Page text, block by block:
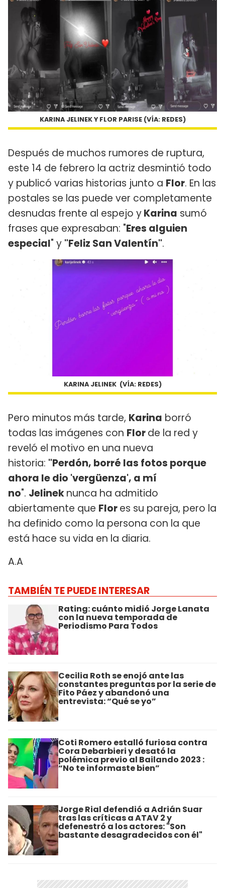
KARINA JELINEK Y FLOR PARISE (VÍA: REDES)
Después de muchos rumores de ruptura,
este 14 de febrero la actriz desmintió todo
y publicó varias historias junto a Flor. En las
postales se las puede ver completamente
desnudas frente al espejo yKarina sumó
frases que expresaban: "Eres alguien
especial" y "Feliz San Valentín".
KARINA JELINEK (VÍA: REDES)
Pero minutos más tarde, Karina borró
todas las imágenes con Florde la red y
reveló el motivo en una nueva
historia: "Perdón, borré las fotos porque
ahora le dio 'vergüenza', a mí
no". Jelineknunca ha admitido
abiertamente que Flores su pareja, pero la
ha definido como la persona con la que
está hace su vida en la diaria.
A.A
TAMBIÉN TE PUEDE INTERESAR
Rating: cuánto midió Jorge Lanata
con la nueva temporada de
Periodismo Para Todos
Cecilia Roth se enojó ante las
constantes preguntas por la serie de
Fito Páez y abandonó una
entrevista: “Qué se yo”
Coti Romero estalló furiosa contra
Cora Debarbieri y desató la
polémica previo al Bailando 2023 :
“No te informaste bien”
Jorge Rial defendió a Adrián Suar
tras las críticas a ATAV 2 y
defenestró a los actores: "Son
bastante desagradecidos con él"